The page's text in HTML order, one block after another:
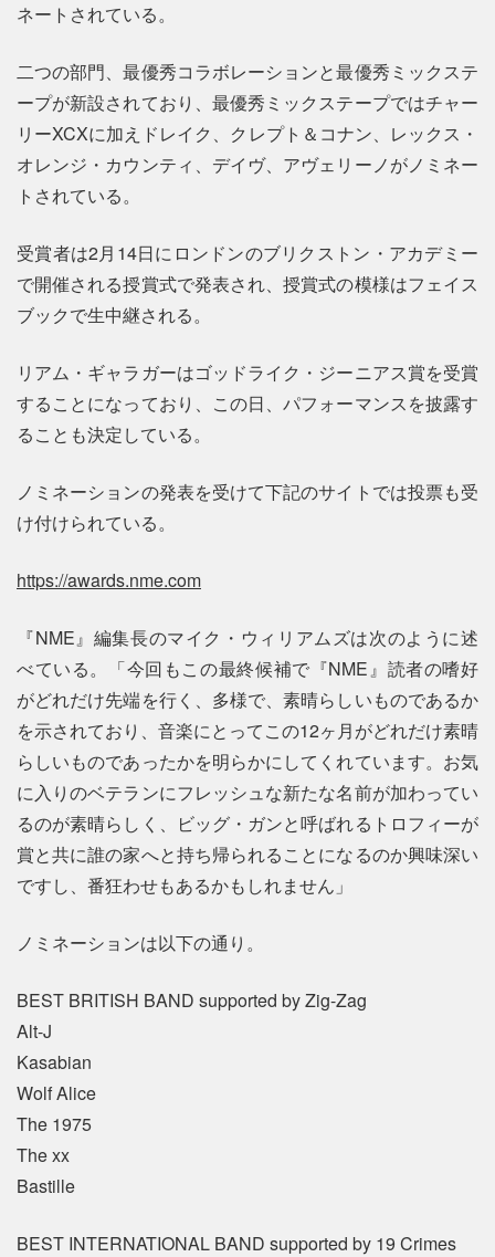
ネートされている。
二つの部門、最優秀コラボレーションと最優秀ミックステ
ープが新設されており、最優秀ミックステープではチャー
リーXCXに加えドレイク、クレプト＆コナン、レックス・
オレンジ・カウンティ、デイヴ、アヴェリーノがノミネー
トされている。
受賞者は2月14日にロンドンのブリクストン・アカデミー
で開催される授賞式で発表され、授賞式の模様はフェイス
ブックで生中継される。
リアム・ギャラガーはゴッドライク・ジーニアス賞を受賞
することになっており、この日、パフォーマンスを披露す
ることも決定している。
ノミネーションの発表を受けて下記のサイトでは投票も受
け付けられている。
https://awards.nme.com
『NME』編集長のマイク・ウィリアムズは次のように述
べている。「今回もこの最終候補で『NME』読者の嗜好
がどれだけ先端を行く、多様で、素晴らしいものであるか
を示されており、音楽にとってこの12ヶ月がどれだけ素晴
らしいものであったかを明らかにしてくれています。お気
に入りのベテランにフレッシュな新たな名前が加わってい
るのが素晴らしく、ビッグ・ガンと呼ばれるトロフィーが
賞と共に誰の家へと持ち帰られることになるのか興味深い
ですし、番狂わせもあるかもしれません」
ノミネーションは以下の通り。
BEST BRITISH BAND supported by Zig-Zag
Alt-J
Kasabian
Wolf Alice
The 1975
The xx
Bastille
BEST INTERNATIONAL BAND supported by 19 Crimes